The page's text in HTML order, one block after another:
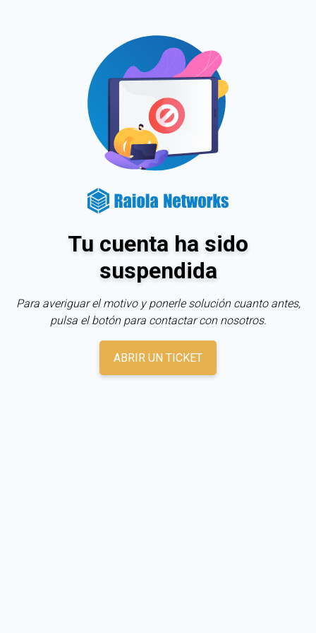
Tu cuenta ha sido
suspendida
Para averiguar el motivo y ponerle solución cuanto antes,
pulsa el botón para contactar con nosotros.
ABRIR UN TICKET